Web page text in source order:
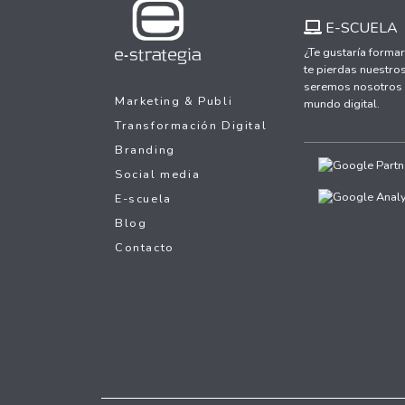
Marketing & Publi
Transformación Digital
Branding
Social media
E-scuela
Blog
Contacto
E-SCUELA
¿Te gustaría
te pierdas
seremos
mundo digital.